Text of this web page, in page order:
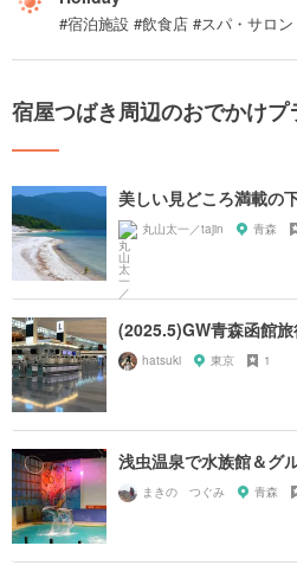
#宿泊施設 #飲食店 #スパ・サロ
宿屋つばき周辺のおでかけプ
美しい見どころ満載の
丸山太一／tajin 青森
(2025.5)GW青森函館
hatsuki 東京 1
浅虫温泉で水族館＆グ
まきの つぐみ 青森